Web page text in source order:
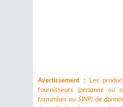
Avertissement : Les
fournisseurs(personne ou
transmises au SINP)de